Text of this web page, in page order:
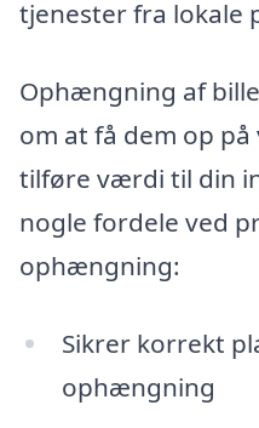
tjenester fra lokale
Ophængning af
om at få dem op
tilføre værdi til din
nogle fordele ved
ophængning:
Sikrer korrekt
ophængning